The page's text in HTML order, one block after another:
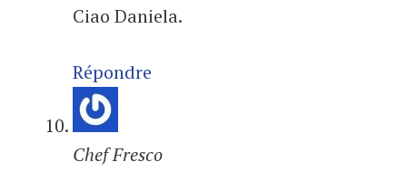
Ciao Daniela.
Répondre
Chef Fresco